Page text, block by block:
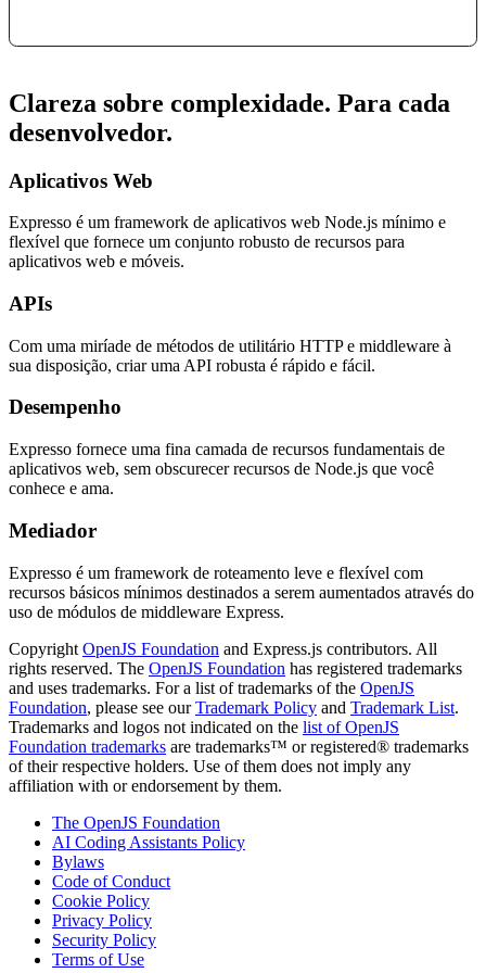
Clareza sobre complexidade. Para cada
desenvolvedor.
Aplicativos Web
Expresso é um framework de aplicativos web Node.js mínimo e
flexível que fornece um conjunto robusto de recursos para
aplicativos web e móveis.
APIs
Com uma miríade de métodos de utilitário HTTP e middleware à
sua disposição, criar uma API robusta é rápido e fácil.
Desempenho
Expresso fornece uma fina camada de recursos fundamentais de
aplicativos web, sem obscurecer recursos de Node.js que você
conhece e ama.
Mediador
Expresso é um framework de roteamento leve e flexível com
recursos básicos mínimos destinados a serem aumentados através do
uso de módulos de middleware Express.
Copyright OpenJS Foundation and Express.js contributors. All
rights reserved. The OpenJS Foundation has registered trademarks
and uses trademarks. For a list of trademarks of the OpenJS
Foundation, please see ourTrademark Policy and Trademark List.
Trademarks and logos not indicated on the list of OpenJS
Foundation trademarks are trademarks™ or registered® trademarks
of their respective holders. Use of them does not imply any
affiliation with or endorsement by them.
The OpenJS Foundation
AI Coding Assistants Policy
Bylaws
Code of Conduct
Cookie Policy
Privacy Policy
Security Policy
Terms of Use